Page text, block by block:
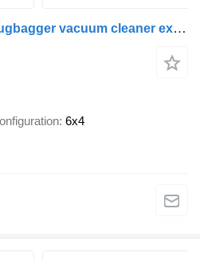
Renault MTS DINO 3 Saugbagger vacuum cleaner excavator sucking loose su
6x4